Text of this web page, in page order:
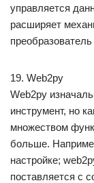
управляется
расширяет
19. Web2py
Web2py
инструмент, но
множеством
больше.
настройке;
поставляется с